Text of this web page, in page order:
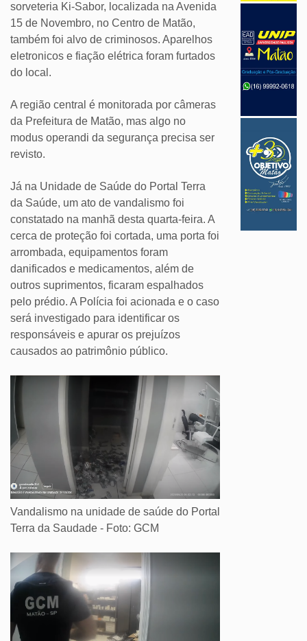
sorveteria Ki-Sabor, localizada na Avenida
15 de Novembro, no Centro de Matão,
também foi alvo de criminosos. Aparelhos
eletronicos e fiação elétrica foram furtados
do local.
A região central é monitorada por câmeras
da Prefeitura de Matão, mas algo no
modus operandi da segurança precisa ser
revisto.
Já na Unidade de Saúde do Portal Terra
da Saúde, um ato de vandalismo foi
constatado na manhã desta quarta-feira. A
cerca de proteção foi cortada, uma porta foi
arrombada, equipamentos foram
danificados e medicamentos, além de
outros suprimentos, ficaram espalhados
pelo prédio. A Polícia foi acionada e o caso
será investigado para identificar os
responsáveis e apurar os prejuízos
causados ao patrimônio público.
Vandalismo na unidade de saúde do Portal
Terra da Saudade - Foto: GCM